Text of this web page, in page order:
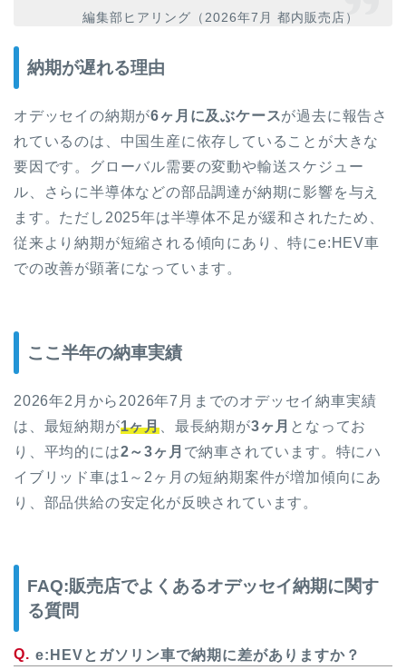
編集部ヒアリング（2026年7月 都内販売店）
納期が遅れる理由
オデッセイの納期が6ヶ月に及ぶケースが過去に報告さ
れているのは、中国生産に依存していることが大きな
要因です。グローバル需要の変動や輸送スケジュー
ル、さらに半導体などの部品調達が納期に影響を与え
ます。ただし2025年は半導体不足が緩和されたため、
従来より納期が短縮される傾向にあり、特にe:HEV車
での改善が顕著になっています。
ここ半年の納車実績
2026年2月から2026年7月までのオデッセイ納車実績
は、最短納期が1ヶ月 、最長納期が3ヶ月 となってお
り、平均的には2～3ヶ月 で納車されています。特にハ
イブリッド車は1～2ヶ月の短納期案件が増加傾向にあ
り、部品供給の安定化が反映されています。
FAQ:販売店でよくあるオデッセイ納期に関す
る質問
e:HEVとガソリン車で納期に差がありますか？